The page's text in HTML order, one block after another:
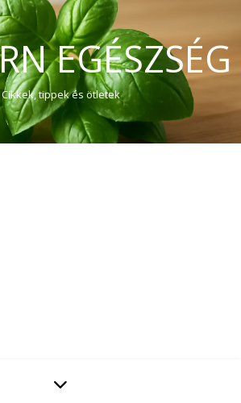
EGÉSZSÉG
Cikkek, tippek és ötletek